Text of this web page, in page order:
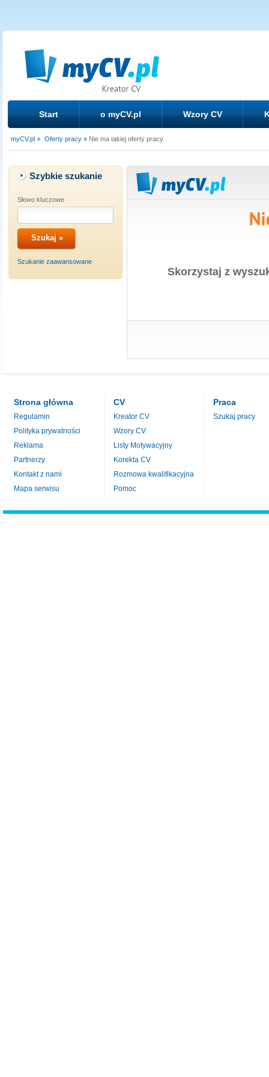
Start o myCV.pl Wzory CV
myCV.pl Oferty pracy Nie ma takiej oferty pracy
Szybkie szukanie
Słowo kluczowe
Szukanie zaawansowane
Skorzystaj z
Strona główna
Regulamin
Polityka prywatności
Reklama
Partnerzy
Kontakt z nami
Mapa serwisu
CV
Kreator CV
Wzory CV
Listy Motywacyjny
Korekta CV
Rozmowa kwalifikacyjna
Pomoc
Praca
Szukaj pracy